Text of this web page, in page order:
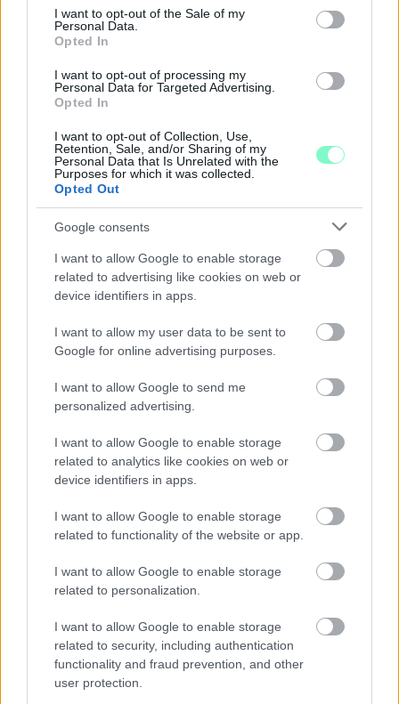
consent section.
I want to opt-out of the Sale of my
Personal Data.
Opted In
I want to opt-out of processing my
Personal Data for Targeted Advertising.
Opted In
I want to opt-out of Collection, Use,
Retention, Sale, and/or Sharing of my
Personal Data that Is Unrelated with the
Purposes for which it was collected.
Opted Out
Google consents
I want to allow Google to enable storage
related to advertising like cookies on web or
device identifiers in apps.
I want to allow my user data to be sent to
Google for online advertising purposes.
I want to allow Google to send me
personalized advertising.
I want to allow Google to enable storage
related to analytics like cookies on web or
device identifiers in apps.
I want to allow Google to enable storage
related to functionality of the website or app.
I want to allow Google to enable storage
related to personalization.
I want to allow Google to enable storage
related to security, including authentication
functionality and fraud prevention, and other
user protection.
A BAROKK ÖSSZES ÁRNYALATA ÉS MÉG EGY SOR
GYŐRBEN
Középpontban a hagyományőrzés, de lesz Pogány Induló és
Majka koncert, jóga szeánsz, “borhajózás” és egy csomó minden
Szólj hozzá!
ENERGIATAKARÉKOSSÁG: KORÁBBAN KEZDŐDIK
A GYŐRI AUDI ETO KC PÉNTEKI FELKÉSZÜLÉSI
MÉRKŐZÉSE